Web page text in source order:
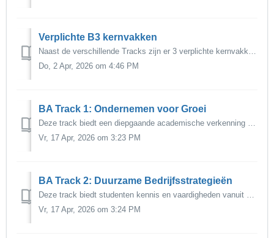
Verplichte B3 kernvakken
Naast de verschillende Tracks zijn er 3 verplichte kernvakken voor alle studenten in Bachelor 3. Hieronder vind je een korte beschrijving van elk vak. Voo...
Do, 2 Apr, 2026 om 4:46 PM
BA Track 1: Ondernemen voor Groei
Deze track biedt een diepgaande academische verkenning van ondernemerschap als een proces van innovatie, nieuwe waardecreatie en organisatorische trans...
Vr, 17 Apr, 2026 om 3:23 PM
BA Track 2: Duurzame Bedrijfsstrategieën
Deze track biedt studenten kennis en vaardigheden vanuit een marketing- en logistiekperspectief. De focus ligt op het ondersteunen van besluitvorming d...
Vr, 17 Apr, 2026 om 3:24 PM